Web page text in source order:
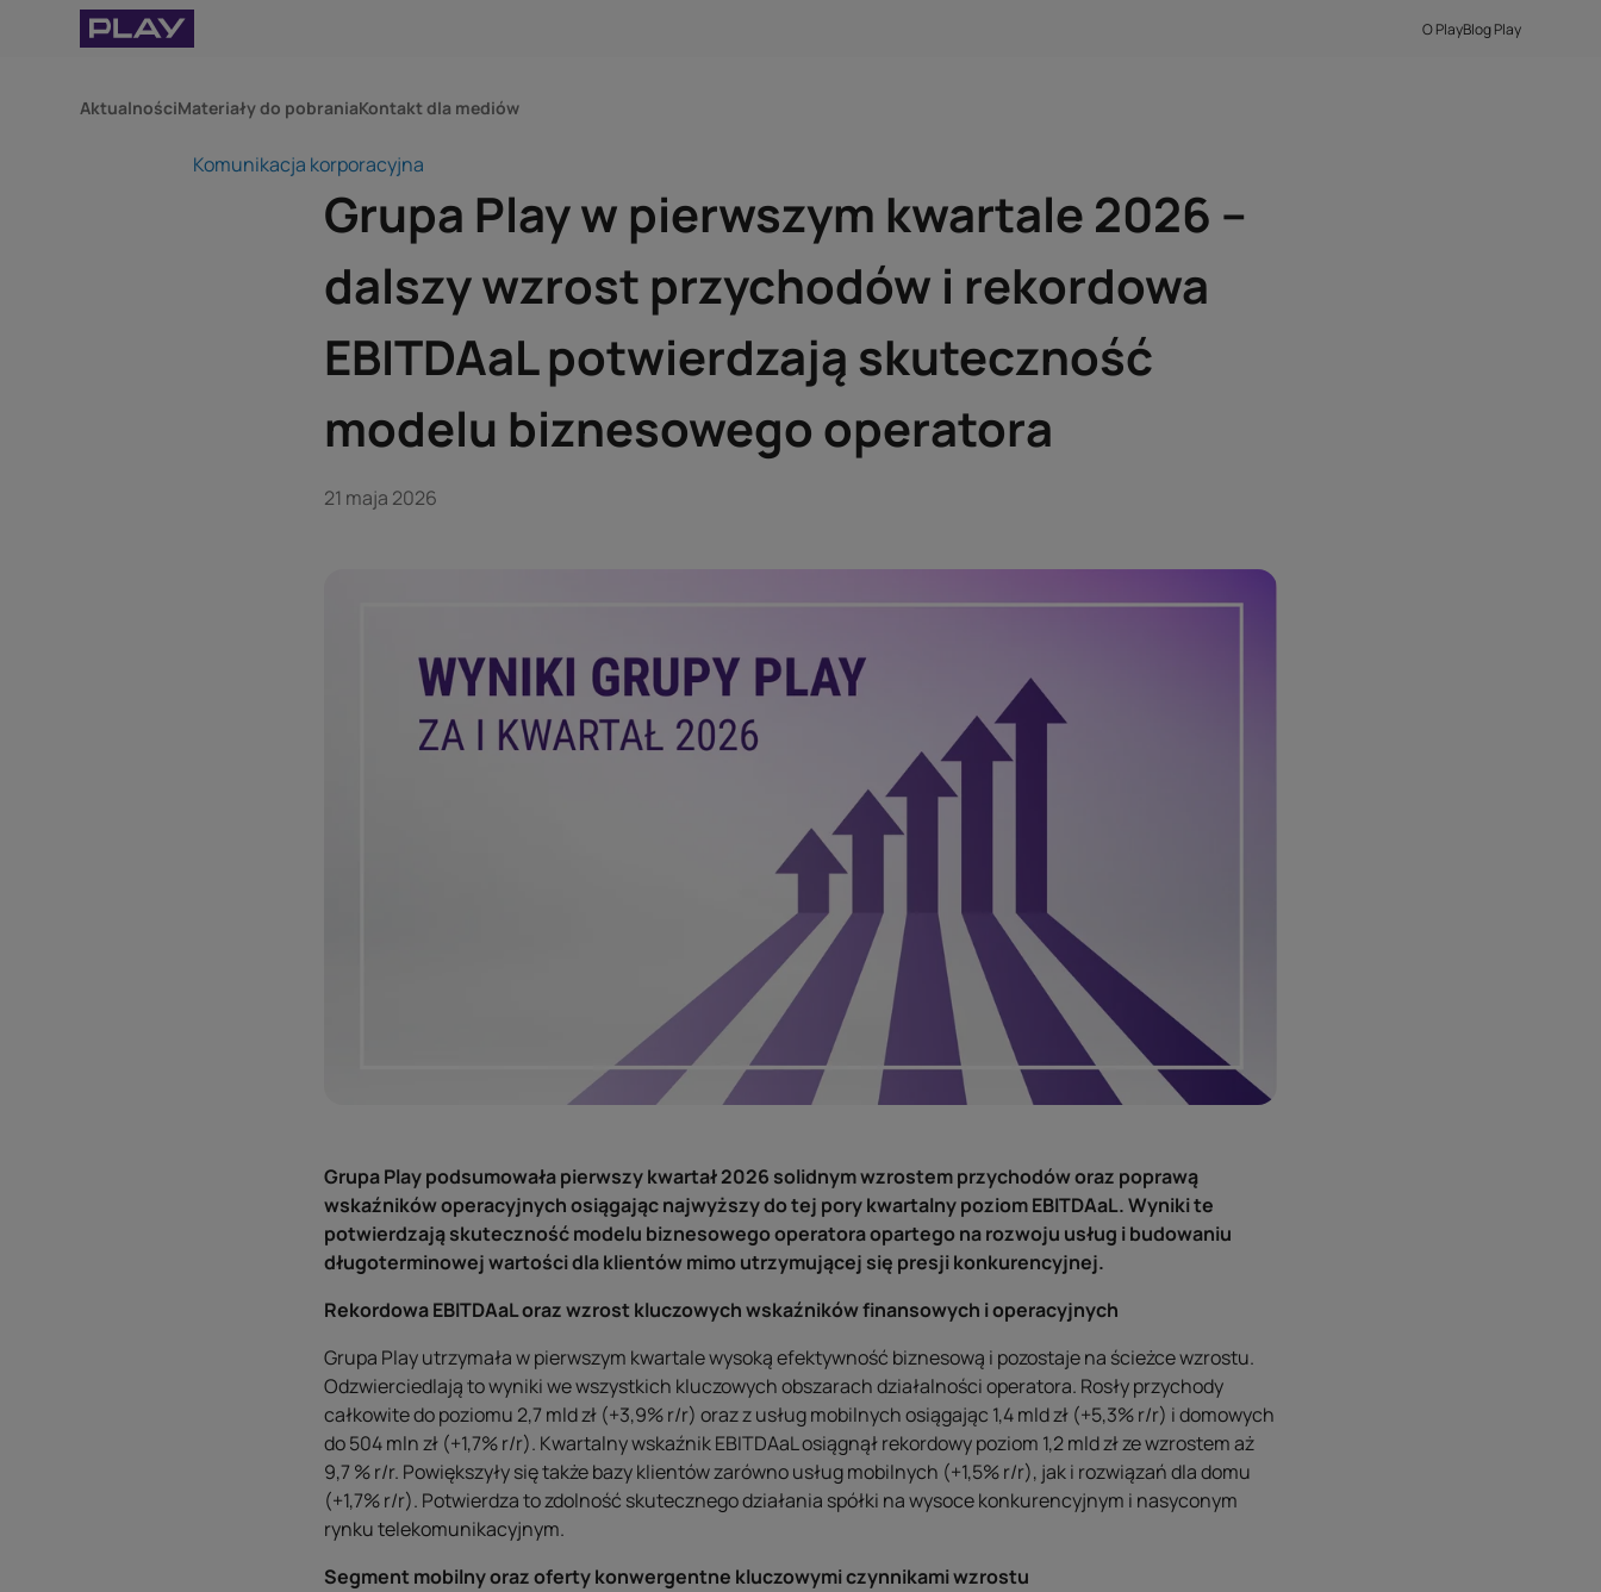
O PlayBlog Play
AktualnościMateriały do pobraniaKontakt dla mediów
Komunikacja korporacyjna
Grupa Play w pierwszym kwartale 2026 –
dalszy wzrost przychodów i rekordowa
EBITDAaL potwierdzają skuteczność
modelu biznesowego operatora
21 maja 2026
Grupa Play podsumowała pierwszy kwartał 2026 solidnym wzrostem przychodów oraz poprawą
wskaźników operacyjnych osiągając najwyższy do tej pory kwartalny poziom EBITDAaL. Wyniki te
potwierdzają skuteczność modelu biznesowego operatora opartego na rozwoju usług i budowaniu
długoterminowej wartości dla klientów mimo utrzymującej się presji konkurencyjnej.
Rekordowa EBITDAaL oraz wzrost kluczowych wskaźników finansowych i operacyjnych
Grupa Play utrzymała w pierwszym kwartale wysoką efektywność biznesową i pozostaje na ścieżce wzrostu.
Odzwierciedlają to wyniki we wszystkich kluczowych obszarach działalności operatora. Rosły przychody
całkowite do poziomu 2,7 mld zł (+3,9% r/r) oraz z usług mobilnych osiągając 1,4 mld zł (+5,3% r/r) i domowych
do 504 mln zł (+1,7% r/r). Kwartalny wskaźnik EBITDAaL osiągnął rekordowy poziom 1,2 mld zł ze wzrostem aż
9,7 % r/r. Powiększyły się także bazy klientów zarówno usług mobilnych (+1,5% r/r), jak i rozwiązań dla domu
(+1,7% r/r). Potwierdza to zdolność skutecznego działania spółki na wysoce konkurencyjnym i nasyconym
rynku telekomunikacyjnym.
Segment mobilny oraz oferty konwergentne kluczowymi czynnikami wzrostu